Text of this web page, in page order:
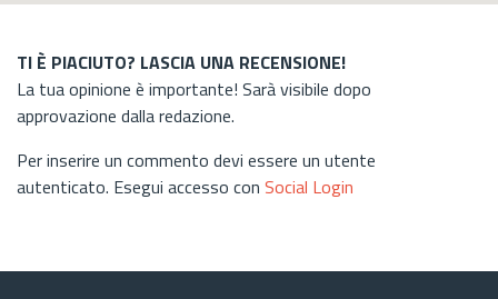
TI È PIACIUTO? LASCIA UNA RECENSIONE!
La tua opinione è importante! Sarà visibile dopo
approvazione dalla redazione.
Per inserire un commento devi essere un utente
autenticato. Esegui accesso con Social Login